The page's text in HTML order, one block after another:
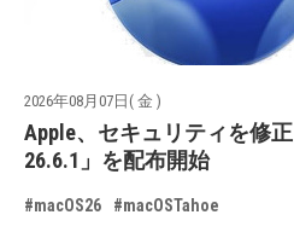
2026年08月07日( 金 )
Apple、セキュリティを修正
26.6.1」を配布開始
#macOS26 #macOSTahoe